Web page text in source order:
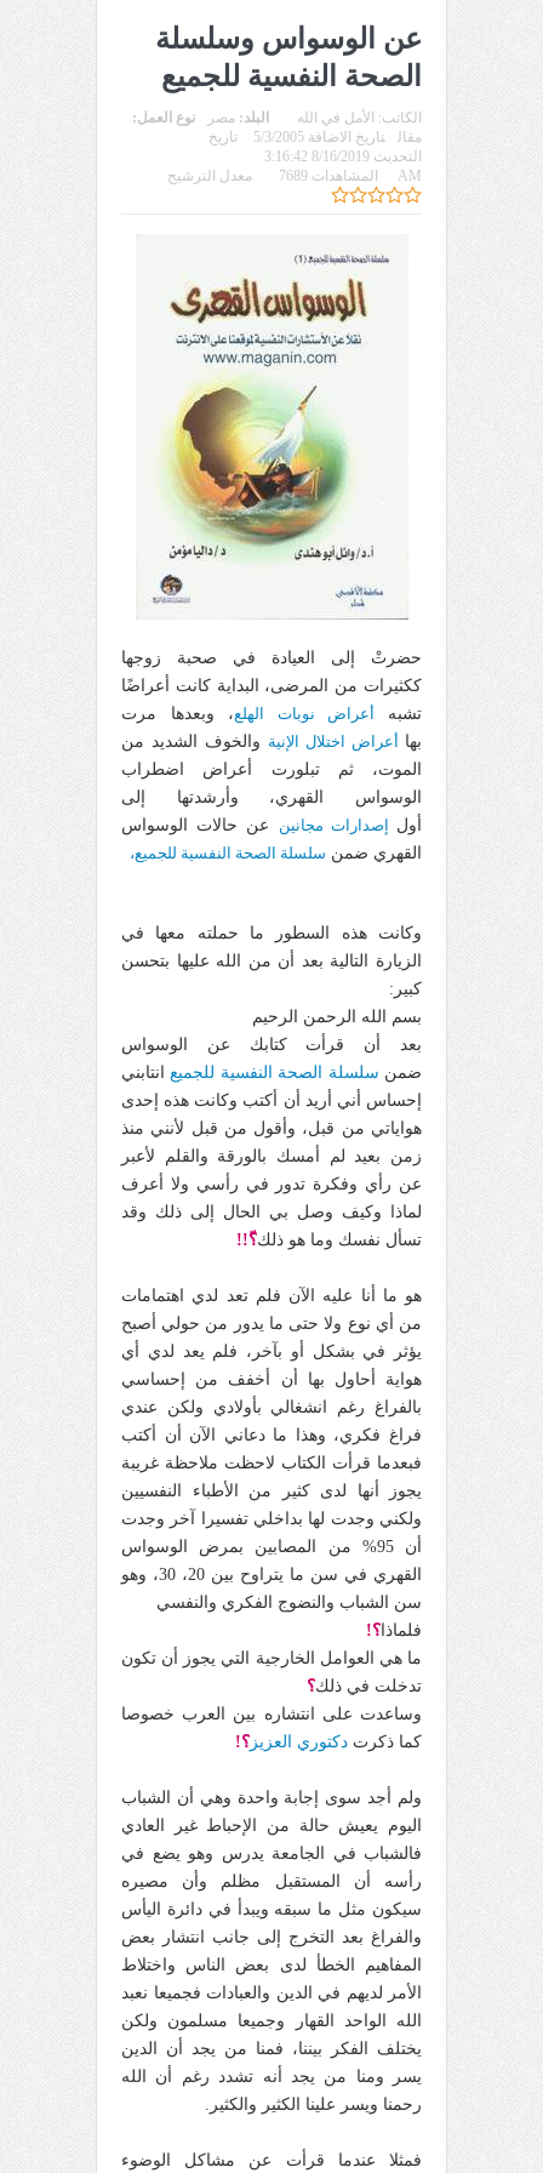
عن الوسواس وسلسلة
الصحة النفسية للجميع
الكاتب: الأمل في الله البلد: مصر
نوع العمل:
مقال
تاريخ الاضافة 5/3/2005
تاريخ
التحديث 8/16/2019 3:16:42
AM
المشاهدات 7689 معدل الترشيح
حضرتْ إلى العيادة في صحبة زوجها
ككثيرات من المرضى، البداية كانت أعراضًا
تشبه أعراض نوبات الهلع، وبعدها مرت
بها أعراض اختلال الإنية والخوف الشديد من
الموت، ثم تبلورت أعراض اضطراب
الوسواس القهري، وأرشدتها إلى
أول إصدارات مجانين عن حالات الوسواس
القهري ضمن سلسلة الصحة النفسية للجميع،
وكانت هذه السطور ما حملته معها في
الزيارة التالية بعد أن من الله عليها بتحسن
كبير:
بسم الله الرحمن الرحيم
بعد أن قرأت كتابك عن الوسواس
ضمن سلسلة الصحة النفسية للجميعانتابني
إحساس أني أريد أن أكتب وكانت هذه إحدى
هواياتي من قبل، وأقول من قبل لأنني منذ
زمن بعيد لم أمسك بالورقة والقلم لأعبر
عن رأي وفكرة تدور في رأسي ولا أعرف
لماذا وكيف وصل بي الحال إلى ذلك وقد
تسأل نفسك وما هو ذلك؟ّ!!
هو ما أنا عليه الآن فلم تعد لدي اهتمامات
من أي نوع ولا حتى ما يدور من حولي أصبح
يؤثر في بشكل أو بآخر، فلم يعد لدي أي
هواية أحاول بها أن أخفف من إحساسي
بالفراغ رغم انشغالي بأولادي ولكن عندي
فراغ فكري، وهذا ما دعاني الآن أن أكتب
فبعدما قرأت الكتاب لاحظت ملاحظة غريبة
يجوز أنها لدى كثير من الأطباء النفسيين
ولكني وجدت لها بداخلي تفسيرا آخر وجدت
أن 95% من المصابين بمرض الوسواس
القهري في سن ما يتراوح بين 20، 30، وهو
سن الشباب والنضوج الفكري والنفسي
فلماذا ؟!
ما هي العوامل الخارجية التي يجوز أن تكون
تدخلت في ذلك؟
وساعدت على انتشاره بين العرب خصوصا
كما ذكرت دكتوري العزيز ؟!
ولم أجد سوى إجابة واحدة وهي أن الشباب
اليوم يعيش حالة من الإحباط غير العادي
فالشباب في الجامعة يدرس وهو يضع في
رأسه أن المستقبل مظلم وأن مصيره
سيكون مثل ما سبقه ويبدأ في دائرة اليأس
والفراغ بعد التخرج إلى جانب انتشار بعض
المفاهيم الخطأ لدى بعض الناس واختلاط
الأمر لديهم في الدين والعبادات فجميعا نعبد
الله الواحد القهار وجميعا مسلمون ولكن
يختلف الفكر بيننا، فمنا من يجد أن الدين
يسر ومنا من يجد أنه تشدد رغم أن الله
رحمنا ويسر علينا الكثير والكثير.
فمثلا عندما قرأت عن مشاكل الوضوء